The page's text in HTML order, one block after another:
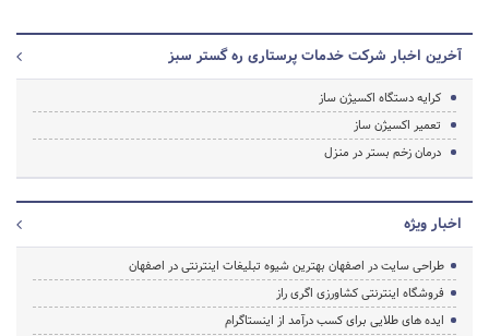
آخرین اخبار شرکت خدمات پرستاری ره گستر سبز
کرایه دستگاه اکسیژن ساز
تعمیر اکسیژن ساز
درمان زخم بستر در منزل
اخبار ویژه
طراحی سایت در اصفهان بهترین شیوه تبلیغات اینترنتی در اصفهان
فروشگاه اینترنتی کشاورزی اگری راز
ایده های طلایی برای کسب درآمد از اینستاگرام